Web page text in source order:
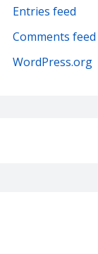
Entries feed
Comments feed
WordPress.org